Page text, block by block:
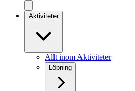
Aktiviteter
Allt inom Aktiviteter
Löpning